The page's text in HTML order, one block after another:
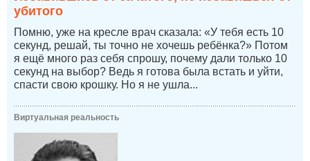
убитого
Помню, уже на кресле врач сказала: «У тебя есть 10
секунд, решай, ты точно не хочешь ребёнка?» Потом
я ещё много раз себя спрошу, почему дали только 10
секунд на выбор? Ведь я готова была встать и уйти,
спасти свою крошку. Но я не ушла...
Виртуальная реальность